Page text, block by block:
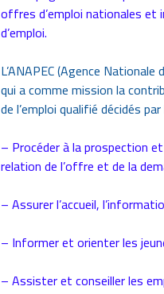
offres d’emploi nationales et
d’emploi.
L’ANAPEC (Agence
qui a comme mission la
de l’emploi qualifié décidés
– Procéder à la prospection
relation de l’offre et de la
– Assurer l’accueil,
– Informer et orienter les
– Assister et conseiller les